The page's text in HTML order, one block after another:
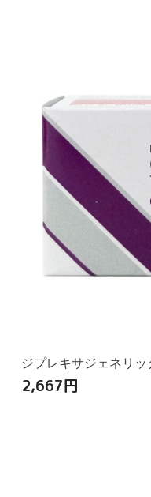
ジプレキサジェネリ
2,667円